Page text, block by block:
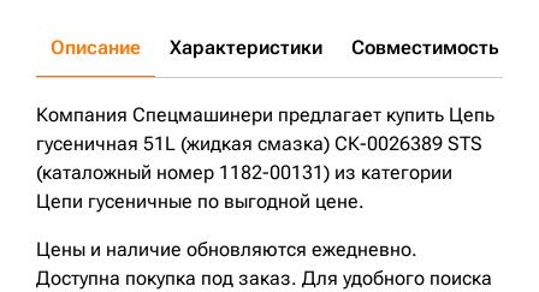
Описание Характеристики Совместимость
Компания Спецмашинери предлагает купить Цепь
гусеничная 51L (жидкая смазка) СК-0026389 STS
(каталожный номер 1182-00131) из категории
Цепи гусеничные по выгодной цене.
Цены и наличие обновляются ежедневно.
Доступна покупка под заказ. Для удобного поиска